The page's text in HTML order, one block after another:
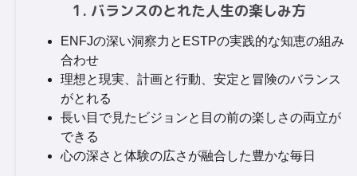
1. バランスのとれた人生の楽しみ方
ENFJの深い洞察力とESTPの実践的な知恵の組み
合わせ
理想と現実、計画と行動、安定と冒険のバランス
がとれる
長い目で見たビジョンと目の前の楽しさの両立が
できる
心の深さと体験の広さが融合した豊かな毎日